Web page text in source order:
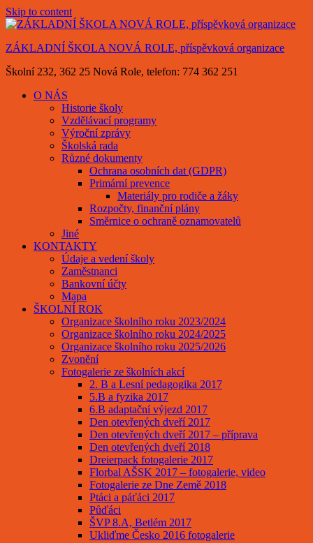
Skip to content
ZÁKLADNÍ ŠKOLA NOVÁ ROLE, příspěvková organizace
Školní 232, 362 25 Nová Role, telefon: 774 362 251
O NÁS
Historie školy
Vzdělávací programy
Výroční zprávy
Školská rada
Různé dokumenty
Ochrana osobních dat (GDPR)
Primární prevence
Materiály pro rodiče a žáky
Rozpočty, finanční plány
Směrnice o ochraně oznamovatelů
Jiné
KONTAKTY
Údaje a vedení školy
Zaměstnanci
Bankovní účty
Mapa
ŠKOLNÍ ROK
Organizace školního roku 2023/2024
Organizace školního roku 2024/2025
Organizace školního roku 2025/2026
Zvonění
Fotogalerie ze školních akcí
2. B a Lesní pedagogika 2017
5.B a fyzika 2017
6.B adaptační výjezd 2017
Den otevřených dveří 2017
Den otevřených dveří 2017 – příprava
Den otevřených dveří 2018
Dreierpack fotogalerie 2017
Florbal AŠSK 2017 – fotogalerie, video
Fotogalerie ze Dne Země 2018
Ptáci a páťáci 2017
Půďáci
ŠVP 8.A, Betlém 2017
Ukliďme Česko 2016 fotogalerie